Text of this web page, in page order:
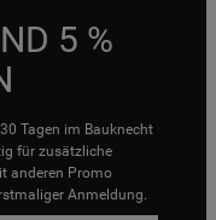
5 %
Tagen im Bauknecht
für zusätzliche
anderen Promo
Anmeldung.